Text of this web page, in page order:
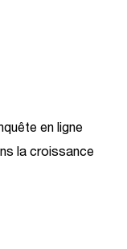
en ligne
la croissance